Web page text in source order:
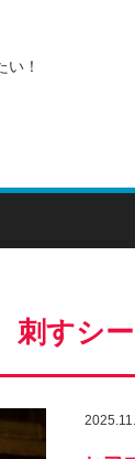
い！
刺すシ